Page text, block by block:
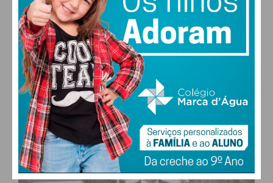
0
Followers
576
Readers
MAIS POPULARES